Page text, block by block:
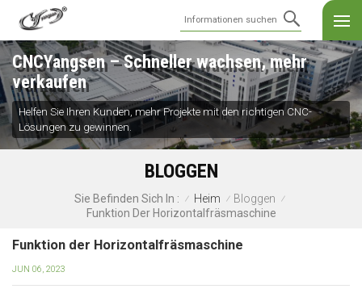
CNCYangsen – Schneller wachsen, mehr
verkaufen
Helfen Sie Ihren Kunden, mehr Projekte mit den richtigen CNC-
Lösungen zu gewinnen.
BLOGGEN
Sie Befinden Sich In : / Heim / Bloggen /
Funktion Der Horizontalfräsmaschine
Funktion der Horizontalfräsmaschine
JUN 06, 2023